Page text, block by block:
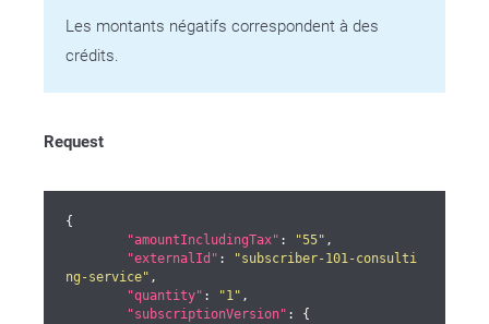
Les montants négatifs correspondent à des
crédits.
Request
{
"amountIncludingTax" : "55" ,
"externalId" :
"subscriber-101-consulti
ng-service" ,
"quantity" : "1" ,
"subscriptionVersion" : {